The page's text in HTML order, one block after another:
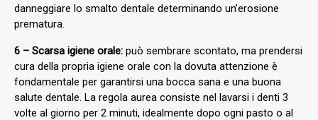
danneggiare lo smalto dentale determinando un’erosione
prematura.
6 – Scarsa igiene orale: può sembrare scontato, ma prendersi
cura della propria igiene orale con la dovuta attenzione è
fondamentale per garantirsi una bocca sana e una buona
salute dentale. La regola aurea consiste nel lavarsi i denti 3
volte al giorno per 2 minuti, idealmente dopo ogni pasto o al